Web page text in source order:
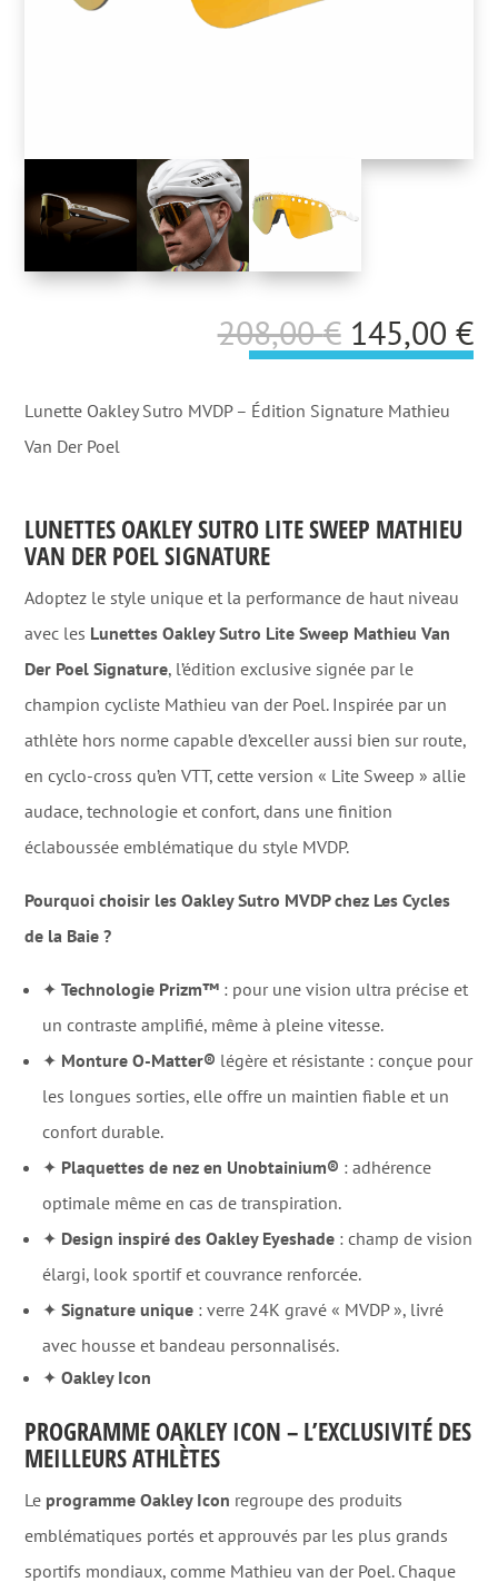
208,00€ Le
prix
initial
145,00 €
Lunette Oakley Sutro MVDP – Édition Signature Mathieu
Van Der Poel
LUNETTES OAKLEY SUTRO LITE SWEEP MATHIEU
VAN DER POEL SIGNATURE
Adoptez le style unique et la performance de haut niveau
avec les Lunettes Oakley Sutro Lite Sweep Mathieu Van
Der Poel Signature, l’édition exclusive signée par le
champion cycliste Mathieu van der Poel. Inspirée par un
athlète hors norme capable d’exceller aussi bien sur route,
en cyclo-cross qu’en VTT, cette version « Lite Sweep » allie
audace, technologie et confort, dans une finition
éclaboussée emblématique du style MVDP.
Pourquoi choisir les Oakley Sutro MVDP chez Les Cycles
de la Baie ?
✦Technologie Prizm™ : pour une vision ultra précise et
un contraste amplifié, même à pleine vitesse.
✦ Monture O-Matter® légère et résistante : conçue pour
les longues sorties, elle offre un maintien fiable et un
confort durable.
✦ Plaquettes de nez en Unobtainium® : adhérence
optimale même en cas de transpiration.
✦ Design inspiré des Oakley Eyeshade : champ de vision
élargi, look sportif et couvrance renforcée.
✦Signature unique : verre 24K gravé « MVDP », livré
avec housse et bandeau personnalisés.
✦Oakley Icon
PROGRAMME OAKLEY ICON – L’EXCLUSIVITÉ DES
MEILLEURS ATHLÈTES
Le programme Oakley Icon regroupe des produits
emblématiques portés et approuvés par les plus grands
sportifs mondiaux, comme Mathieu van der Poel. Chaque